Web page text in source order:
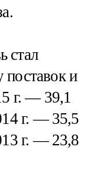
стал
и
г. — 39,1
г. — 35,5
г. — 23,8